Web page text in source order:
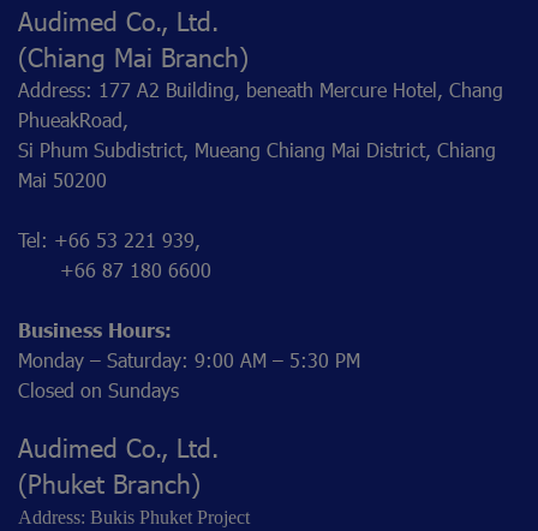
Audimed Co., Ltd.
(Chiang Mai Branch)
Address: 177 A2 Building, beneath Mercure Hotel, Chang
PhueakRoad,
Si Phum Subdistrict, Mueang Chiang Mai District, Chiang
Mai 50200
Tel: +66 53 221 939,
+66 87 180 6600
Business Hours:
Monday – Saturday: 9:00 AM – 5:30 PM
Closed on Sundays
Audimed Co., Ltd.
(Phuket Branch)
Address: Bukis Phuket Project